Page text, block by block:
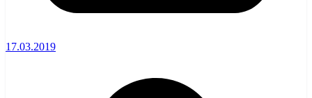
17.03.2019